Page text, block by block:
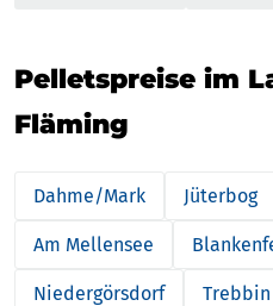
Pelletspreise im
Fläming
Dahme/Mark Jüterbog
Am Mellensee
Niedergörsdorf Trebbin